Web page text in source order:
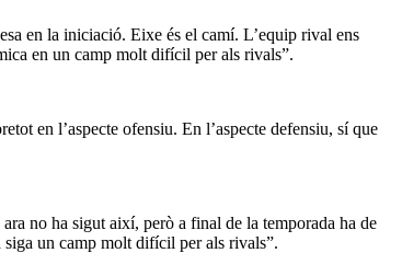
en la iniciació. Eixe és el camí. L’equip rival ens
en un camp molt difícil per als rivals”.
en l’aspecte ofensiu. En l’aspecte defensiu, sí que
no ha sigut així, però a final de la temporada ha de
siga un camp molt difícil per als rivals”.